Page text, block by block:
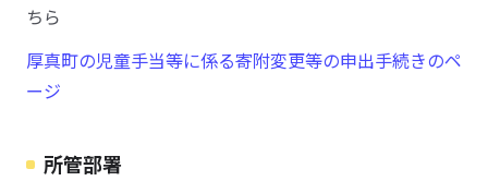
ちら
厚真町の児童手当等に係る寄附変更等の申出手続きのペ
ージ
所管部署